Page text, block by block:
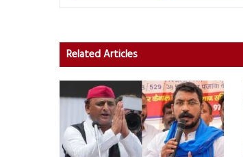
Related Articles